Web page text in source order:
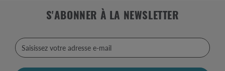
S'ABONNER À LA NEWSLETTER